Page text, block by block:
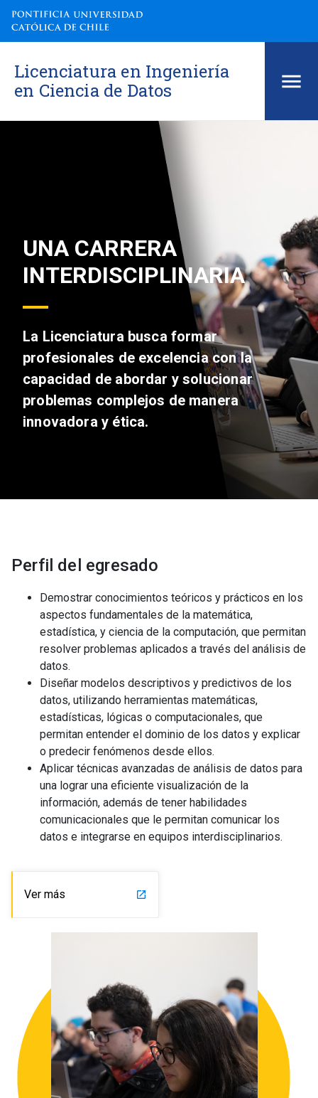
Licenciatura en Ingeniería
en Ciencia de Datos
UNA CARRERA
INTERDISCIPLINARIA
La Licenciatura busca formar
profesionales de excelencia con la
capacidad de abordar y solucionar
problemas complejos de manera
innovadora y ética.
Perfil del egresado
Demostrar conocimientos teóricos y prácticos en los
aspectos fundamentales de la matemática,
estadística, y ciencia de la computación, que permitan
resolver problemas aplicados a través del análisis de
datos.
Diseñar modelos descriptivos y predictivos de los
datos, utilizando herramientas matemáticas,
estadísticas, lógicas o computacionales, que
permitan entender el dominio de los datos y explicar
o predecir fenómenos desde ellos.
Aplicar técnicas avanzadas de análisis de datos para
una lograr una eficiente visualización de la
información, además de tener habilidades
comunicacionales que le permitan comunicar los
datos e integrarse en equipos interdisciplinarios.
Ver más launch